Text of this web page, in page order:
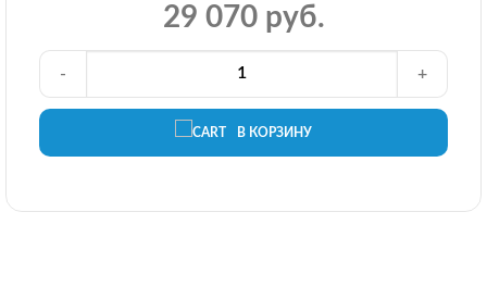
29 070 руб.
В КОРЗИНУ
- +